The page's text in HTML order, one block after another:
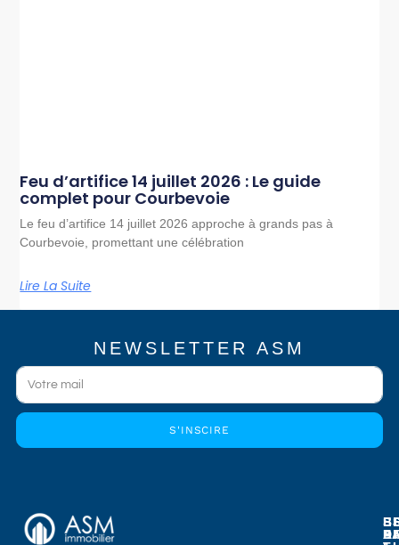
Feu d’artifice 14 juillet 2026 : Le guide
complet pour Courbevoie
Le feu d’artifice 14 juillet 2026 approche à grands pas à
Courbevoie, promettant une célébration
Lire La Suite
NEWSLETTER ASM
S'INSCIRE